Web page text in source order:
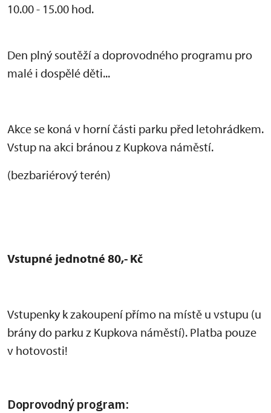
10.00 - 15.00 hod.
Den plný soutěží a doprovodného programu pro
malé i dospělé děti...
Akce se koná v horní části parku před letohrádkem.
Vstup na akci bránou z Kupkova náměstí.
(bezbariérový terén)
Vstupné jednotné 80,- Kč
Vstupenky k zakoupení přímo na místě u vstupu (u
brány do parku z Kupkova náměstí). Platba pouze
v hotovosti!
Doprovodný program: